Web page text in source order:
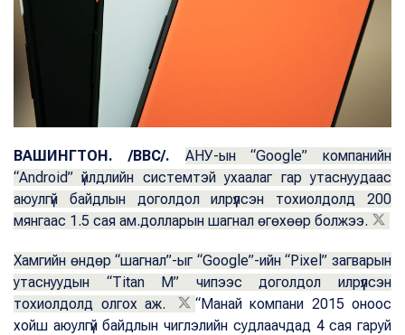
ВАШИНГТОН. /BBC/.
АНУ-ын “Google” компанийн
“Android” үйлдлийн системтэй ухаалаг гар утаснуудаас
аюулгүй байдлын доголдол илрүүлсэн тохиолдолд 200
мянгаас 1.5 сая ам.долларын шагнал өгөхөөр болжээ.
Хамгийн өндөр “шагнал”-ыг “Google”-ийн “Pixel” загварын
утаснуудын “Titan M” чипээс доголдол илрүүлсэн
тохиолдолд олгох аж.
“Манай компани 2015 оноос
хойш аюулгүй байдлын чиглэлийн судлаачдад 4 сая гаруй